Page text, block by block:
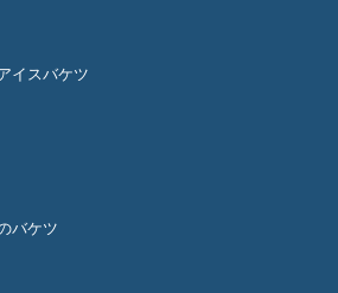
イスバケツ
バケツ